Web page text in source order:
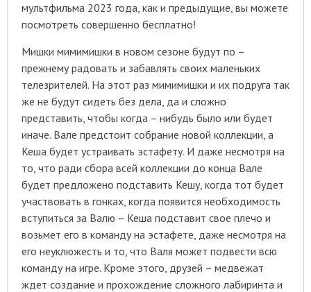
мультфильма 2023 года, как и предыдущие, вы можете
посмотреть совершенно бесплатно!
Мишки мимимишки в новом сезоне будут по –
прежнему радовать и забавлять своих маленьких
телезрителей. На этот раз мимимишки и их подруга так
же не будут сидеть без дела, да и сложно
представить, чтобы когда – нибудь было или будет
иначе. Вале предстоит собрание новой коллекции, а
Кеша будет устраивать эстафету. И даже несмотря на
то, что ради сбора всей коллекции до конца Вале
будет предложено подставить Кешу, когда тот будет
участвовать в гонках, когда появится необходимость
вступиться за Валю – Кеша подставит свое плечо и
возьмет его в команду на эстафете, даже несмотря на
его неуклюжесть и то, что Валя может подвести всю
команду на игре. Кроме этого, друзей – медвежат
ждет создание и прохождение сложного лабиринта и